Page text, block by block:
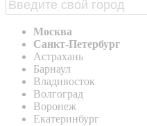
Москва
Санкт-Петербург
Астрахань
Барнаул
Владивосток
Волгоград
Воронеж
Екатеринбург